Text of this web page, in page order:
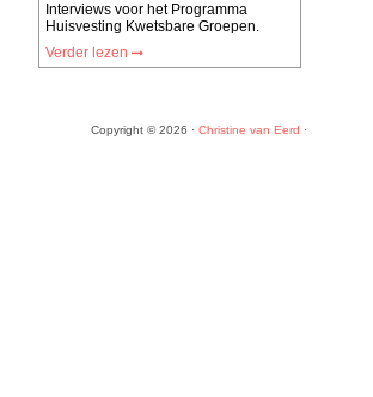
Interviews voor het Programma
Huisvesting Kwetsbare Groepen.
Verder lezen
Copyright © 2026 · Christine van Eerd ·